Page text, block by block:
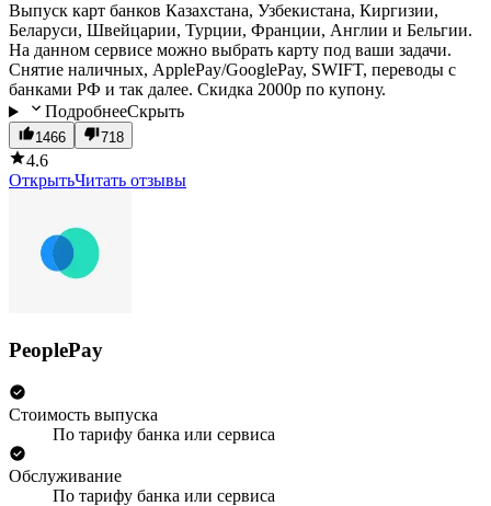
Выпуск карт банков Казахстана, Узбекистана, Киргизии,
Беларуси, Швейцарии, Турции, Франции, Англии и Бельгии.
На данном сервисе можно выбрать карту под ваши задачи.
Снятие наличных, ApplePay/GooglePay, SWIFT, переводы с
банками РФ и так далее. Скидка 2000р по купону.
ПодробнееСкрыть
1466 718
4.6
ОткрытьЧитать отзывы
PeoplePay
Стоимость выпуска
По тарифу банка или сервиса
Обслуживание
По тарифу банка или сервиса